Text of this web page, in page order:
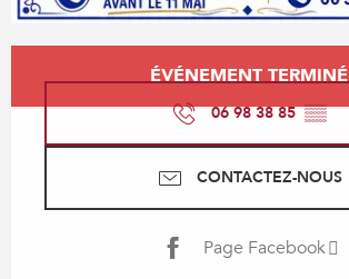
Ouverture et coordonnées
ÉVÉNEMENT TERMINÉ
06 98 38 85▒▒
CONTACTEZ-NOUS
Page Facebook